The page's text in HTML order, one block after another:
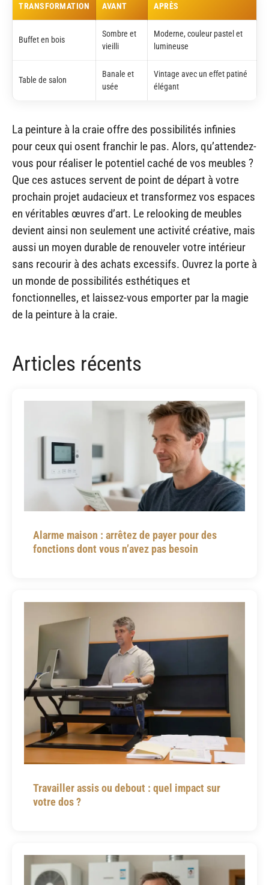
TRANSFORMATION AVANT APRÈS
Buffet en bois
Sombre et
vieilli
Moderne, couleur pastel et
lumineuse
Table de salon
Banale et
usée
Vintage avec un effet patiné
élégant
La peinture à la craie offre des possibilités infinies
pour ceux qui osent franchir le pas. Alors, qu’attendez-
vous pour réaliser le potentiel caché de vos meubles ?
Que ces astuces servent de point de départ à votre
prochain projet audacieux et transformez vos espaces
en véritables œuvres d’art. Le relooking de meubles
devient ainsi non seulement une activité créative, mais
aussi un moyen durable de renouveler votre intérieur
sans recourir à des achats excessifs. Ouvrez la porte à
un monde de possibilités esthétiques et
fonctionnelles, et laissez-vous emporter par la magie
de la peinture à la craie.
Articles récents
Alarme maison : arrêtez de payer pour des
fonctions dont vous n’avez pas besoin
Travailler assis ou debout : quel impact sur
votre dos ?